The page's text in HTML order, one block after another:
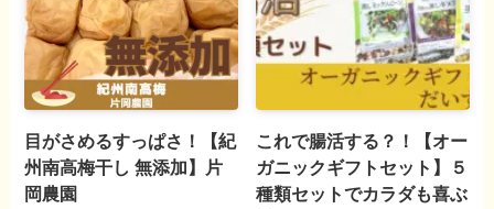
目がさめるすっぱさ！【紀
州南高梅干し 無添加】片
岡農園
これで腸活する？！【オー
ガニックギフトセット】５
種類セットでカラダも喜ぶ